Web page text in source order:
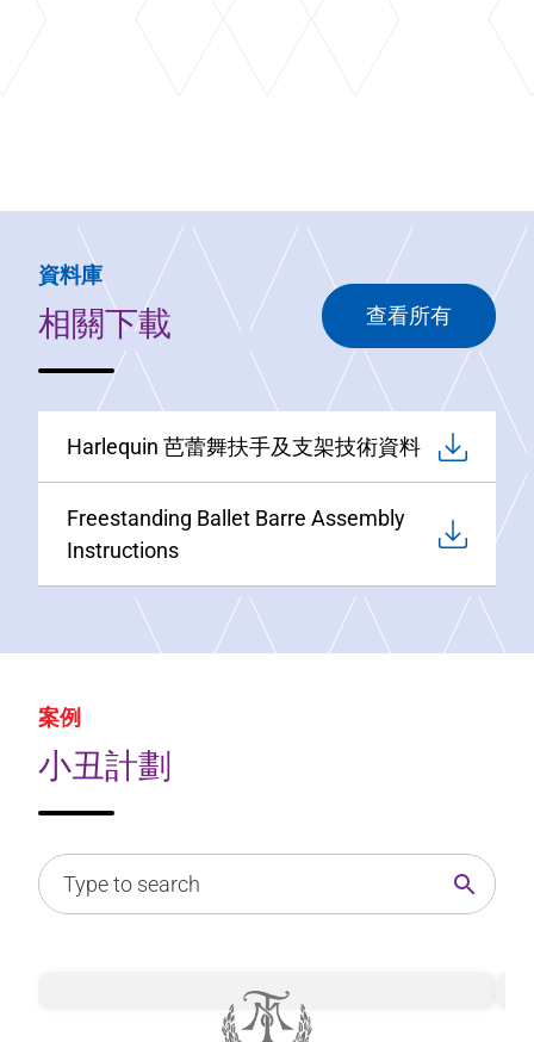
資料庫
相關下載 查看所有
Harlequin 芭蕾舞扶手及支架技術資料
Freestanding Ballet Barre Assembly
Instructions
案例
小丑計劃